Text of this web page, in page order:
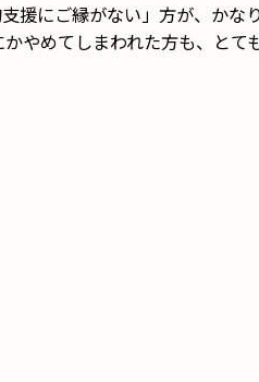
援にご縁がない」方が、か
やめてしまわれた方も、とて